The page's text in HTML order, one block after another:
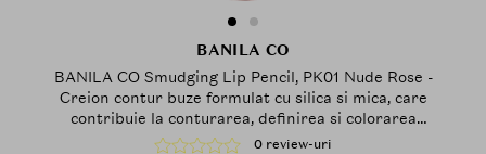
BANILA CO
BANILA CO Smudging Lip Pencil, PK01 Nude Rose -
Creion contur buze formulat cu silica si mica, care
contribuie la conturarea, definirea si colorarea
buzelor cu finisaj mat, fin si usor difuz
0 review-uri